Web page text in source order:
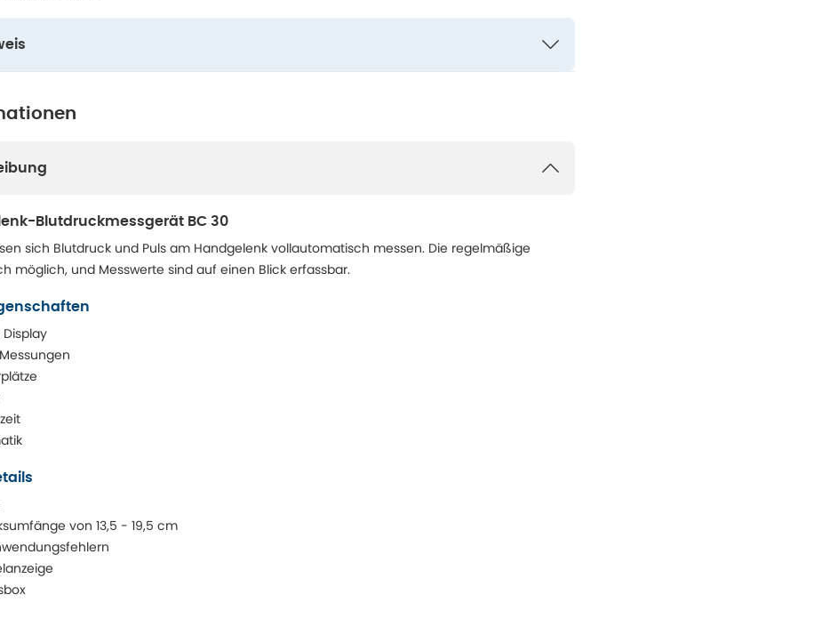
Blutdruckmessgerät BC 30
sich Blutdruck und Puls am Handgelenk vollautomatisch messen. Die regelmäßige
möglich, und Messwerte sind auf einen Blick erfassbar.
von 13,5 - 19,5 cm